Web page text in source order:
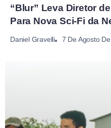
“Blur” Leva Diretor
Para Nova Sci-Fi da
Daniel Gravelli 7 De Agosto